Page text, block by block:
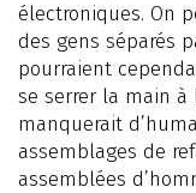
électroniques. On
des gens séparés
pourraient
se serrer la main à
manquerait
assemblages de
assemblées